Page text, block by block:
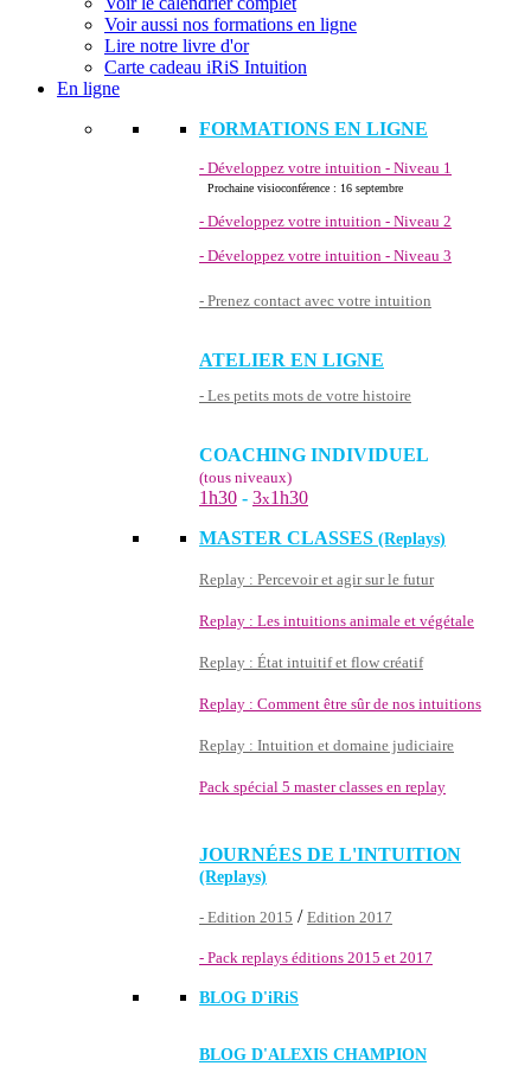
Voir aussi nos formations en ligne
Lire notre livre d'or
Carte cadeau iRiS Intuition
En ligne
FORMATIONS EN LIGNE
- Développez votre intuition - Niveau 1
Prochaine visioconférence : 16 septembre
- Développez votre intuition - Niveau 2
- Développez votre intuition - Niveau 3
- Prenez contact avec votre intuition
ATELIER EN LIGNE
- Les petits mots de votre histoire
COACHING INDIVIDUEL
(tous niveaux)
1h30 - 3x1h30
MASTER CLASSES (Replays)
Replay : Percevoir et agir sur le futur
Replay : Les intuitions animale et végétale
Replay : État intuitif et flow créatif
Replay : Comment être sûr de nos intuitions
Replay : Intuition et domaine judiciaire
Pack spécial 5 master classes en replay
JOURNÉES DE L'INTUITION
(Replays)
- Edition 2015 / Edition 2017
- Pack replays éditions 2015 et 2017
BLOG D'iRiS
BLOG D'ALEXIS CHAMPION